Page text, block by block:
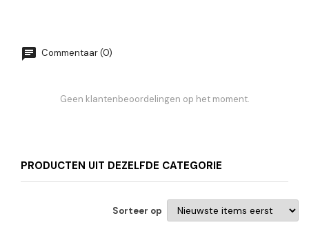
Commentaar (0)
Geen klantenbeoordelingen op het moment.
PRODUCTEN UIT DEZELFDE CATEGORIE
Sorteer op